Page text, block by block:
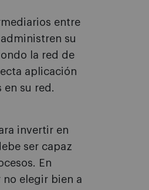
entre
su
la red de
aplicación
su red.
invertir en
ser capaz
En
elegir bien a